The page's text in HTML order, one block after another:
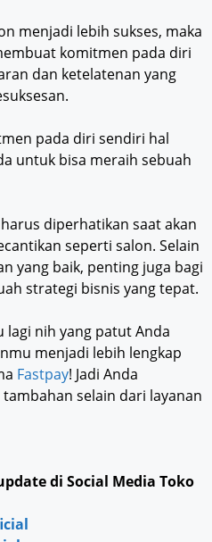
menjadi lebih sukses, maka
komitmen pada diri
dan ketelatenan yang
pada diri sendiri hal
untuk bisa meraih sebuah
diperhatikan saat akan
seperti salon. Selain
yang baik, penting juga bagi
strategi bisnis yang tepat.
lagi nih yang patut Anda
menjadi lebih lengkap
Fastpay! Jadi Anda
selain dari layanan
di Social Media Toko